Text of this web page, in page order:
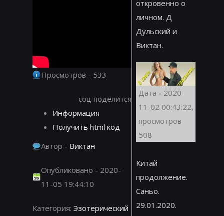
Просмотров - 533
соц поделится
Информация
Получить html код
Автор - Виктан
Опубликовано - 2020-
11-05 19:44:10
Категория: Эзотерический
откровенно о
личном. Д
Дульский и
Виктан.
Дата - 2020-
11-02 00:43:22,
просмотров
508
Китай
продолжение.
Саньо.
29.01.2020.